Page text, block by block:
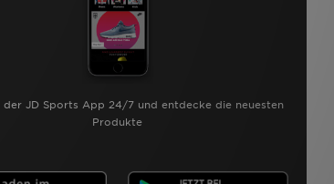
der JD Sports App 24/7 und entdecke die neuesten
Produkte